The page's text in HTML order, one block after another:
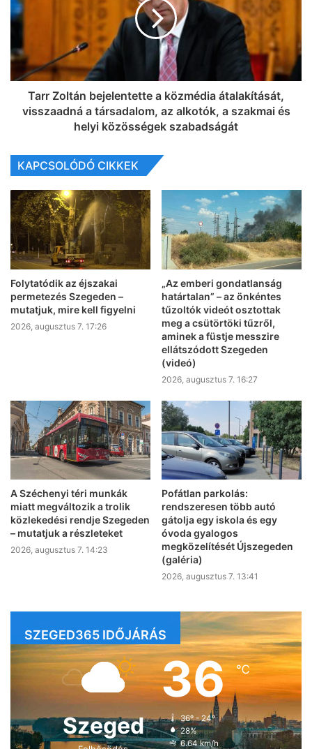
Tarr Zoltán bejelentette a közmédia átalakítását,
visszaadná a társadalom, az alkotók, a szakmai és
helyi közösségek szabadságát
KAPCSOLÓDÓ CIKKEK
Folytatódik az éjszakai
permetezés Szegeden –
mutatjuk, mire kell figyelni
2026, augusztus 7. 17:26
„Az emberi gondatlanság
határtalan” – az önkéntes
tűzoltók videót osztottak
meg a csütörtöki tűzről,
aminek a füstje messzire
ellátszódott Szegeden
(videó)
2026, augusztus 7. 16:27
A Széchenyi téri munkák
miatt megváltozik a trolik
közlekedési rendje Szegeden
– mutatjuk a részleteket
2026, augusztus 7. 14:23
Pofátlan parkolás:
rendszeresen több autó
gátolja egy iskola és egy
óvoda gyalogos
megközelítését Újszegeden
(galéria)
2026, augusztus 7. 13:41
SZEGED365 IDŐJÁRÁS
Szeged
36℃
36º - 24º
28%
6.64 km/h